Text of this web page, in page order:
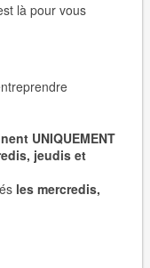
là pour vous
UNIQUEMENT
jeudis et
les mercredis,